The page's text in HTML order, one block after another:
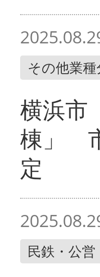
その他業
横浜市
棟」
定
民鉄・公営